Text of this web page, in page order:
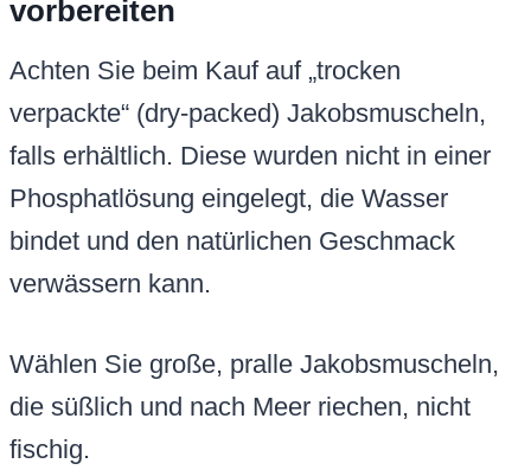
vorbereiten
Achten Sie beim Kauf auf „trocken
verpackte“ (dry-packed) Jakobsmuscheln,
falls erhältlich. Diese wurden nicht in einer
Phosphatlösung eingelegt, die Wasser
bindet und den natürlichen Geschmack
verwässern kann.
Wählen Sie große, pralle Jakobsmuscheln,
die süßlich und nach Meer riechen, nicht
fischig.